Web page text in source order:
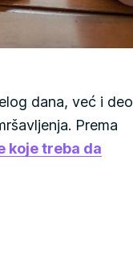
dana, već i deo
Prema
koje treba da